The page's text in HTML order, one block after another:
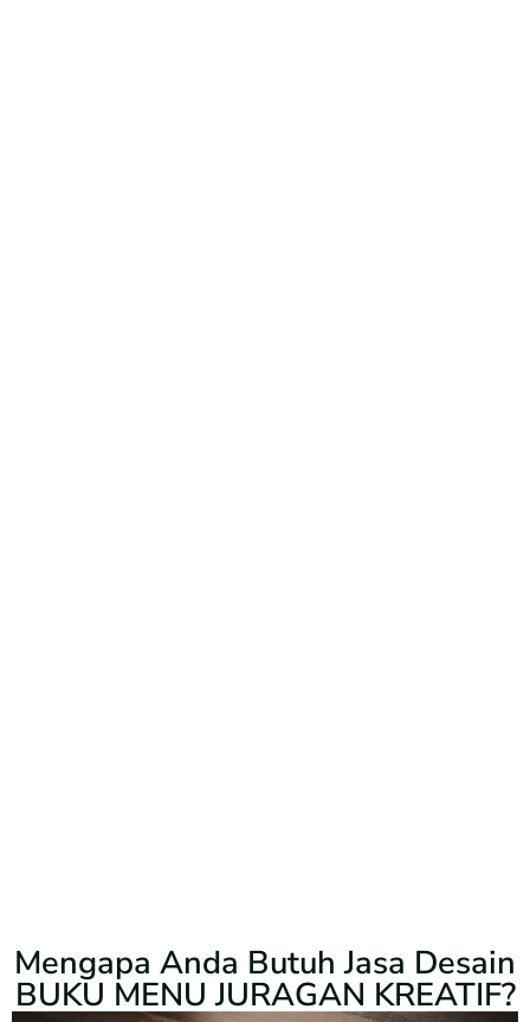
Mengapa Anda Butuh Jasa Desain
BUKU MENU JURAGAN KREATIF?